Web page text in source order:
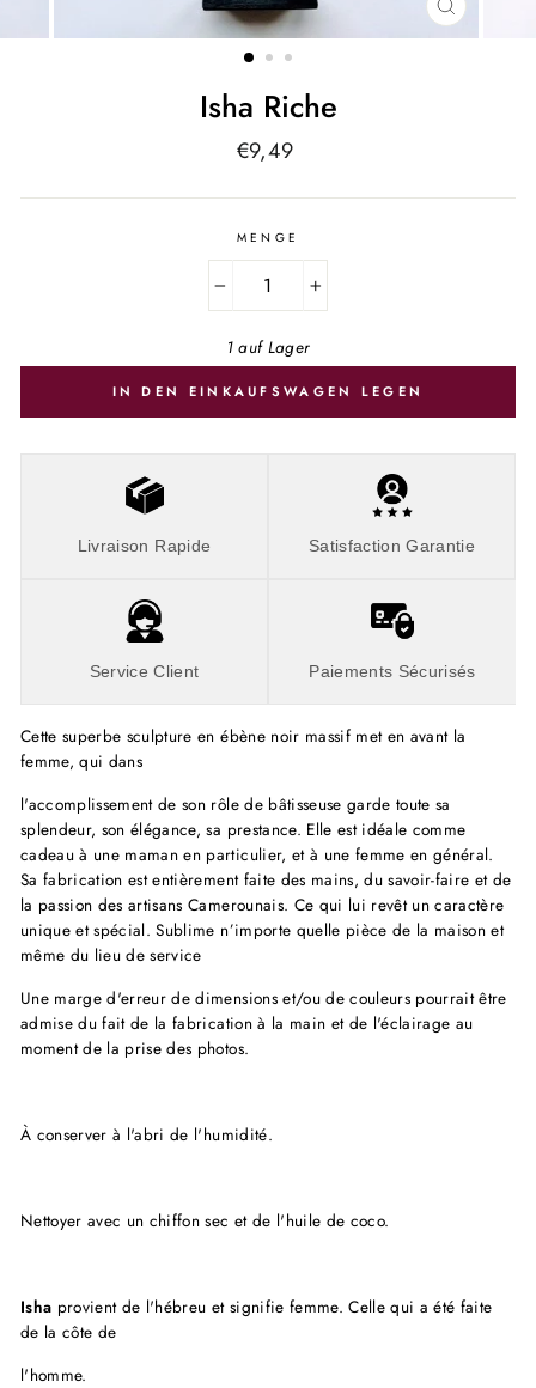
ESC)
Isha Riche
Normaler
€9,49
MENGE
+
1 auf Lager
IN DEN EINKAUFSWAGEN LEGEN
Livraison Rapide Satisfaction Garantie
Service Client Paiements Sécurisés
Cette superbe sculpture en ébène noir massif met en avant la
femme, qui dans
l'accomplissement de son rôle de bâtisseuse garde toute sa
splendeur, son élégance, sa prestance. Elle est idéale comme
cadeau à une maman en particulier, et à une femme en général.
Sa fabrication est entièrement faite des mains, du savoir-faire et de
la passion des artisans Camerounais. Ce qui lui revêt un caractère
unique et spécial. Sublime n’importe quelle pièce de la maison et
même du lieu de service
Une marge d'erreur de dimensions et/ou de couleurs pourrait être
admise du fait de la fabrication à la main et de l'éclairage au
moment de la prise des photos.
À conserver à l'abri de l'humidité.
Nettoyer avec un chiffon sec et de l'huile de coco.
Isha provient de l'hébreu et signifie femme. Celle qui a été faite
de la côte de
l'homme.